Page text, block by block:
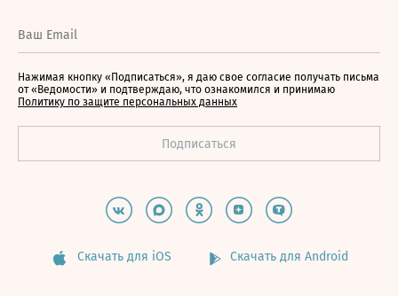
Нажимая кнопку «Подписаться», я даю свое согласие получать письма
от «Ведомости» и подтверждаю, что ознакомился и принимаю
Политику по защите персональных данных
Скачать для iOS Скачать для Android